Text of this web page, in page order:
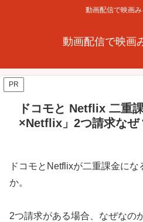
動画配信で映画
動画配信で映画
PR
ドコモと Netflix 二重
×Netflix」2つ請求なぜ
ドコモとNetflixが二重課金にな
か。
2つ請求がある場合、なぜなのか